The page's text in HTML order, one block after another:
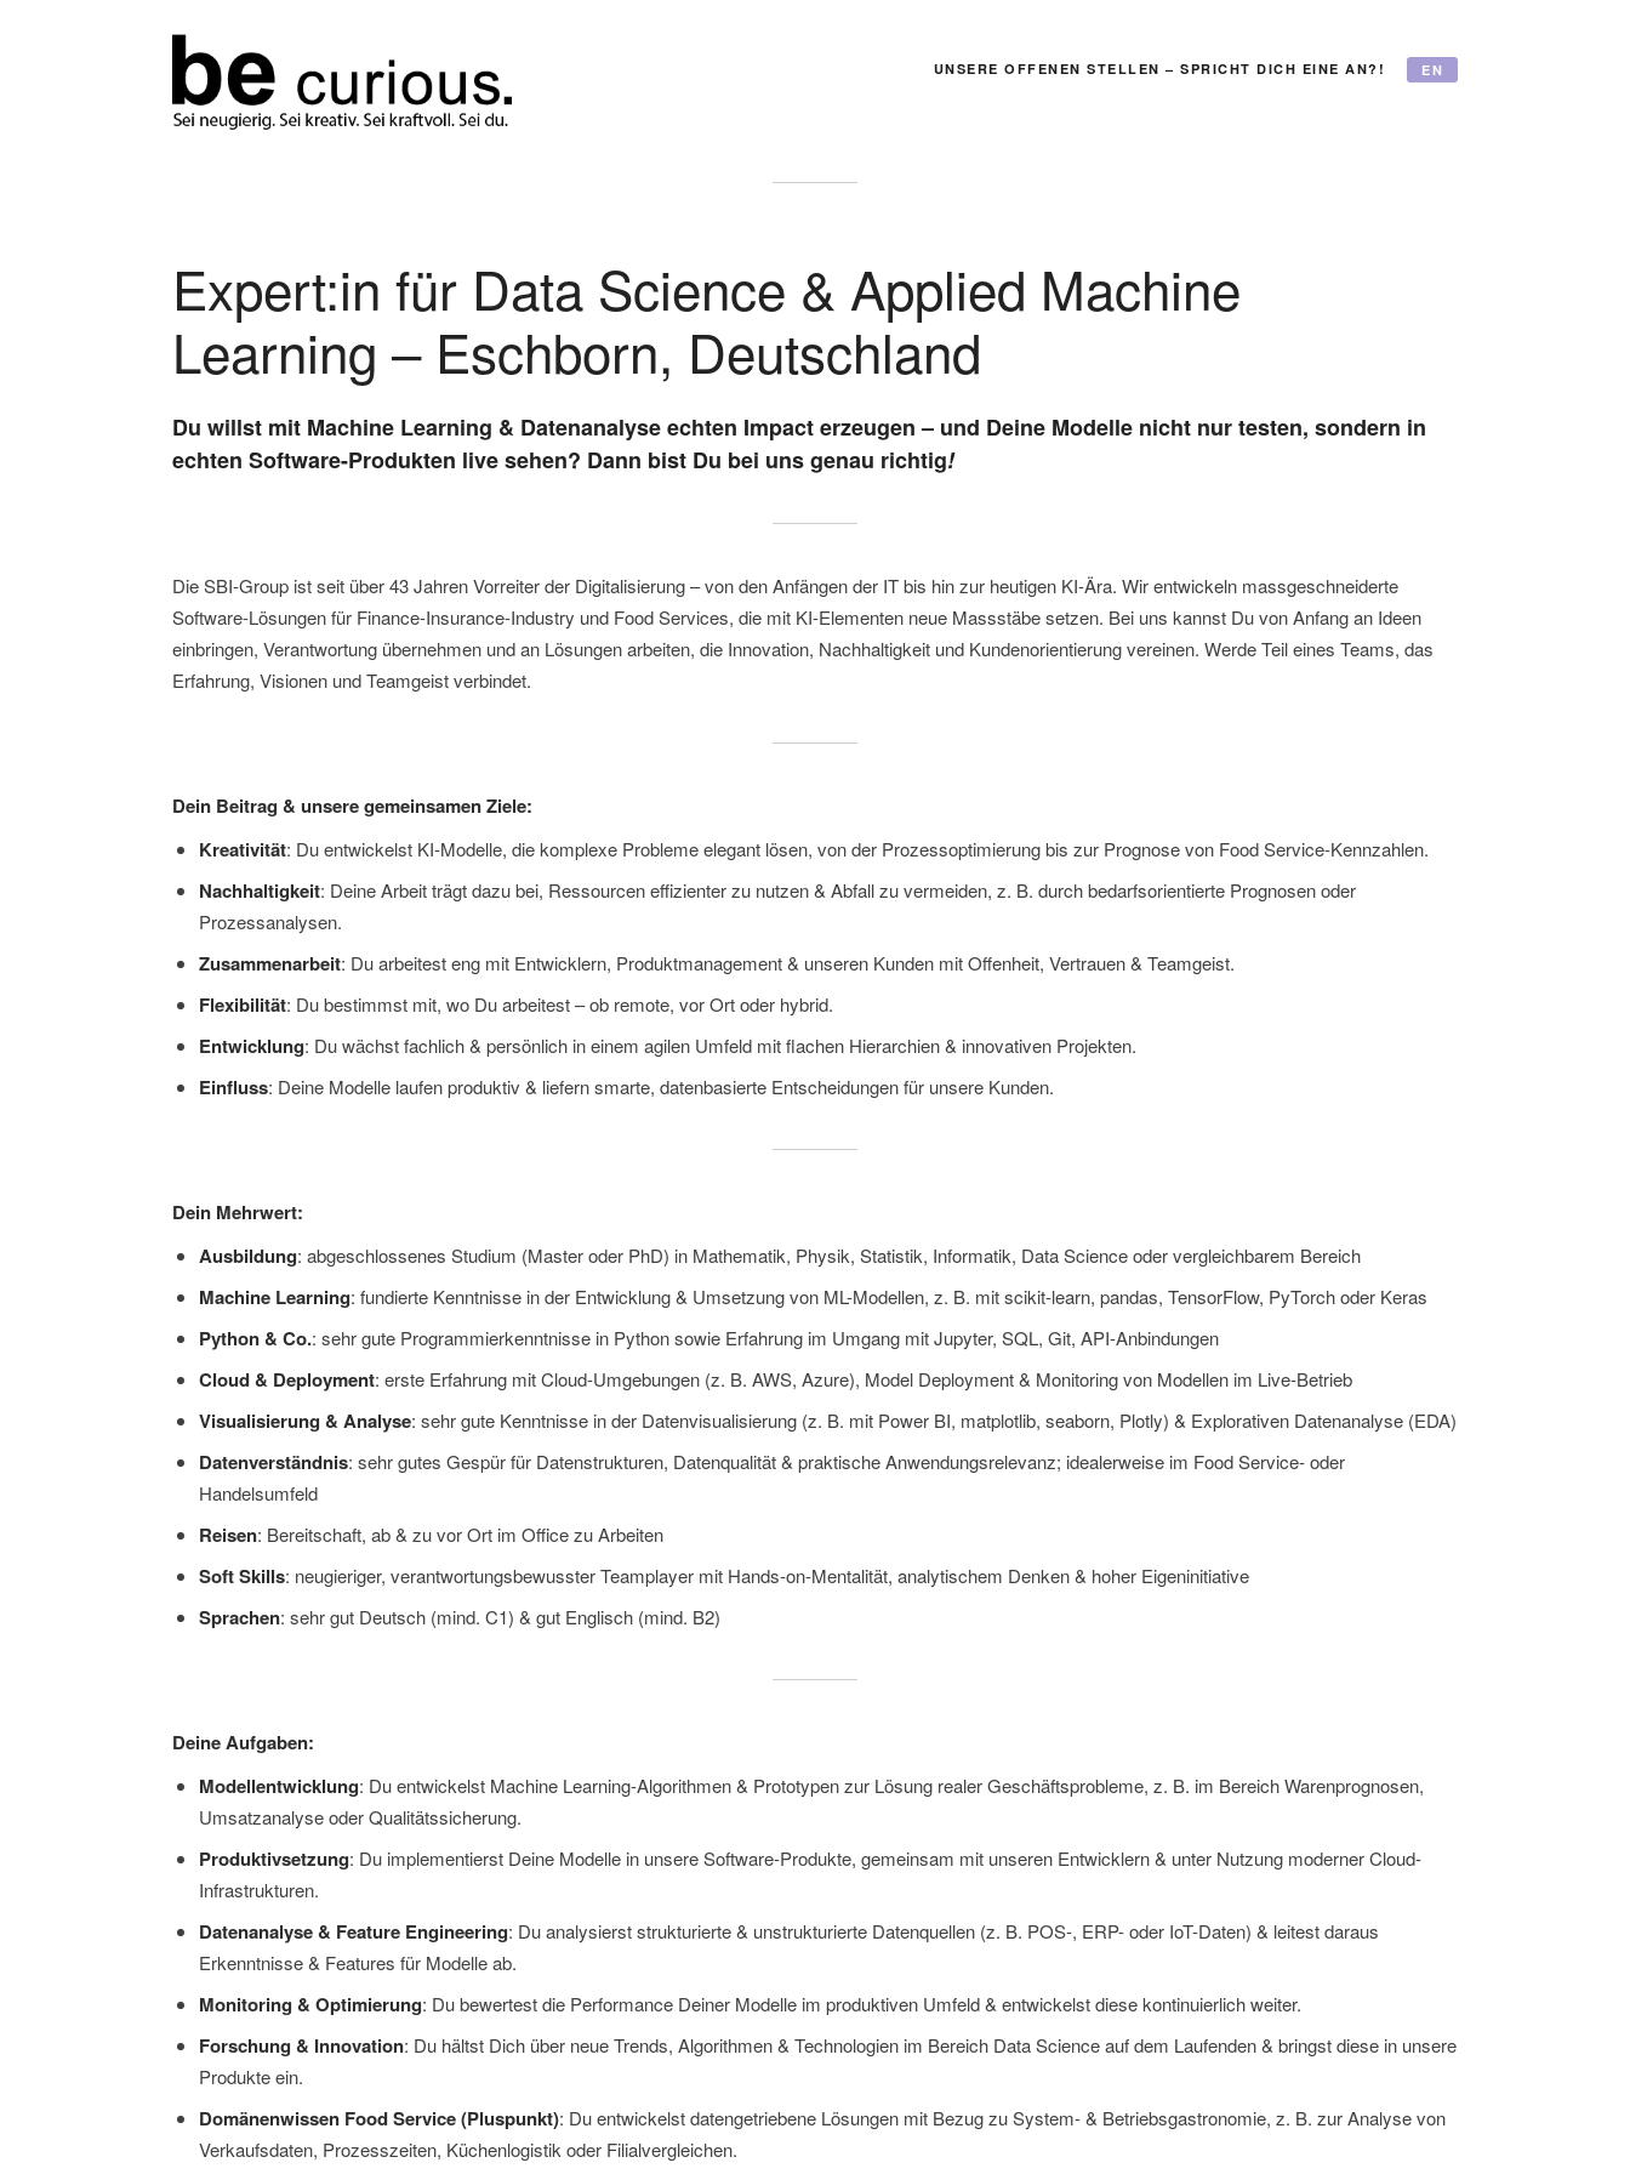
UNSERE OFFENEN STELLEN – SPRICHT DICH EINE AN?! EN
Expert:in für Data Science & Applied Machine
Learning – Eschborn, Deutschland
Du willst mit Machine Learning & Datenanalyse echten Impact erzeugen – und Deine Modelle nicht nur testen, sondern in
echten Software-Produkten live sehen? Dann bist Du bei uns genau richtig!
Die SBI-Group ist seit über 43 Jahren Vorreiter der Digitalisierung – von den Anfängen der IT bis hin zur heutigen KI-Ära. Wir entwickeln massgeschneiderte
Software-Lösungen für Finance-Insurance-Industry und Food Services, die mit KI-Elementen neue Massstäbe setzen. Bei uns kannst Du von Anfang an Ideen
einbringen, Verantwortung übernehmen und an Lösungen arbeiten, die Innovation, Nachhaltigkeit und Kundenorientierung vereinen. Werde Teil eines Teams, das
Erfahrung, Visionen und Teamgeist verbindet.
Dein Beitrag & unsere gemeinsamen Ziele:
Kreativität: Du entwickelst KI-Modelle, die komplexe Probleme elegant lösen, von der Prozessoptimierung bis zur Prognose von Food Service-Kennzahlen.
Nachhaltigkeit: Deine Arbeit trägt dazu bei, Ressourcen effizienter zu nutzen & Abfall zu vermeiden, z. B. durch bedarfsorientierte Prognosen oder
Prozessanalysen.
Zusammenarbeit: Du arbeitest eng mit Entwicklern, Produktmanagement & unseren Kunden mit Offenheit, Vertrauen & Teamgeist.
Flexibilität: Du bestimmst mit, wo Du arbeitest – ob remote, vor Ort oder hybrid.
Entwicklung: Du wächst fachlich & persönlich in einem agilen Umfeld mit flachen Hierarchien & innovativen Projekten.
Einfluss: Deine Modelle laufen produktiv & liefern smarte, datenbasierte Entscheidungen für unsere Kunden.
Dein Mehrwert:
Ausbildung: abgeschlossenes Studium (Master oder PhD) in Mathematik, Physik, Statistik, Informatik, Data Science oder vergleichbarem Bereich
Machine Learning: fundierte Kenntnisse in der Entwicklung & Umsetzung von ML-Modellen, z. B. mit scikit-learn, pandas, TensorFlow, PyTorch oder Keras
Python & Co.: sehr gute Programmierkenntnisse in Python sowie Erfahrung im Umgang mit Jupyter, SQL, Git, API-Anbindungen
Cloud & Deployment: erste Erfahrung mit Cloud-Umgebungen (z. B. AWS, Azure), Model Deployment & Monitoring von Modellen im Live-Betrieb
Visualisierung & Analyse: sehr gute Kenntnisse in der Datenvisualisierung (z. B. mit Power BI, matplotlib, seaborn, Plotly) & Explorativen Datenanalyse (EDA)
Datenverständnis: sehr gutes Gespür für Datenstrukturen, Datenqualität & praktische Anwendungsrelevanz; idealerweise im Food Service- oder
Handelsumfeld
Reisen: Bereitschaft, ab & zu vor Ort im Office zu Arbeiten
Soft Skills: neugieriger, verantwortungsbewusster Teamplayer mit Hands-on-Mentalität, analytischem Denken & hoher Eigeninitiative
Sprachen: sehr gut Deutsch (mind. C1) & gut Englisch (mind. B2)
Deine Aufgaben:
Modellentwicklung: Du entwickelst Machine Learning-Algorithmen & Prototypen zur Lösung realer Geschäftsprobleme, z. B. im Bereich Warenprognosen,
Umsatzanalyse oder Qualitätssicherung.
Produktivsetzung: Du implementierst Deine Modelle in unsere Software-Produkte, gemeinsam mit unseren Entwicklern & unter Nutzung moderner Cloud-
Infrastrukturen.
Datenanalyse & Feature Engineering: Du analysierst strukturierte & unstrukturierte Datenquellen (z. B. POS-, ERP- oder IoT-Daten) & leitest daraus
Erkenntnisse & Features für Modelle ab.
Monitoring & Optimierung: Du bewertest die Performance Deiner Modelle im produktiven Umfeld & entwickelst diese kontinuierlich weiter.
Forschung & Innovation: Du hältst Dich über neue Trends, Algorithmen & Technologien im Bereich Data Science auf dem Laufenden & bringst diese in unsere
Produkte ein.
Domänenwissen Food Service (Pluspunkt): Du entwickelst datengetriebene Lösungen mit Bezug zu System- & Betriebsgastronomie, z. B. zur Analyse von
Verkaufsdaten, Prozesszeiten, Küchenlogistik oder Filialvergleichen.